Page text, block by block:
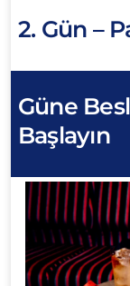
2. Gün –
Güne
Başlayın